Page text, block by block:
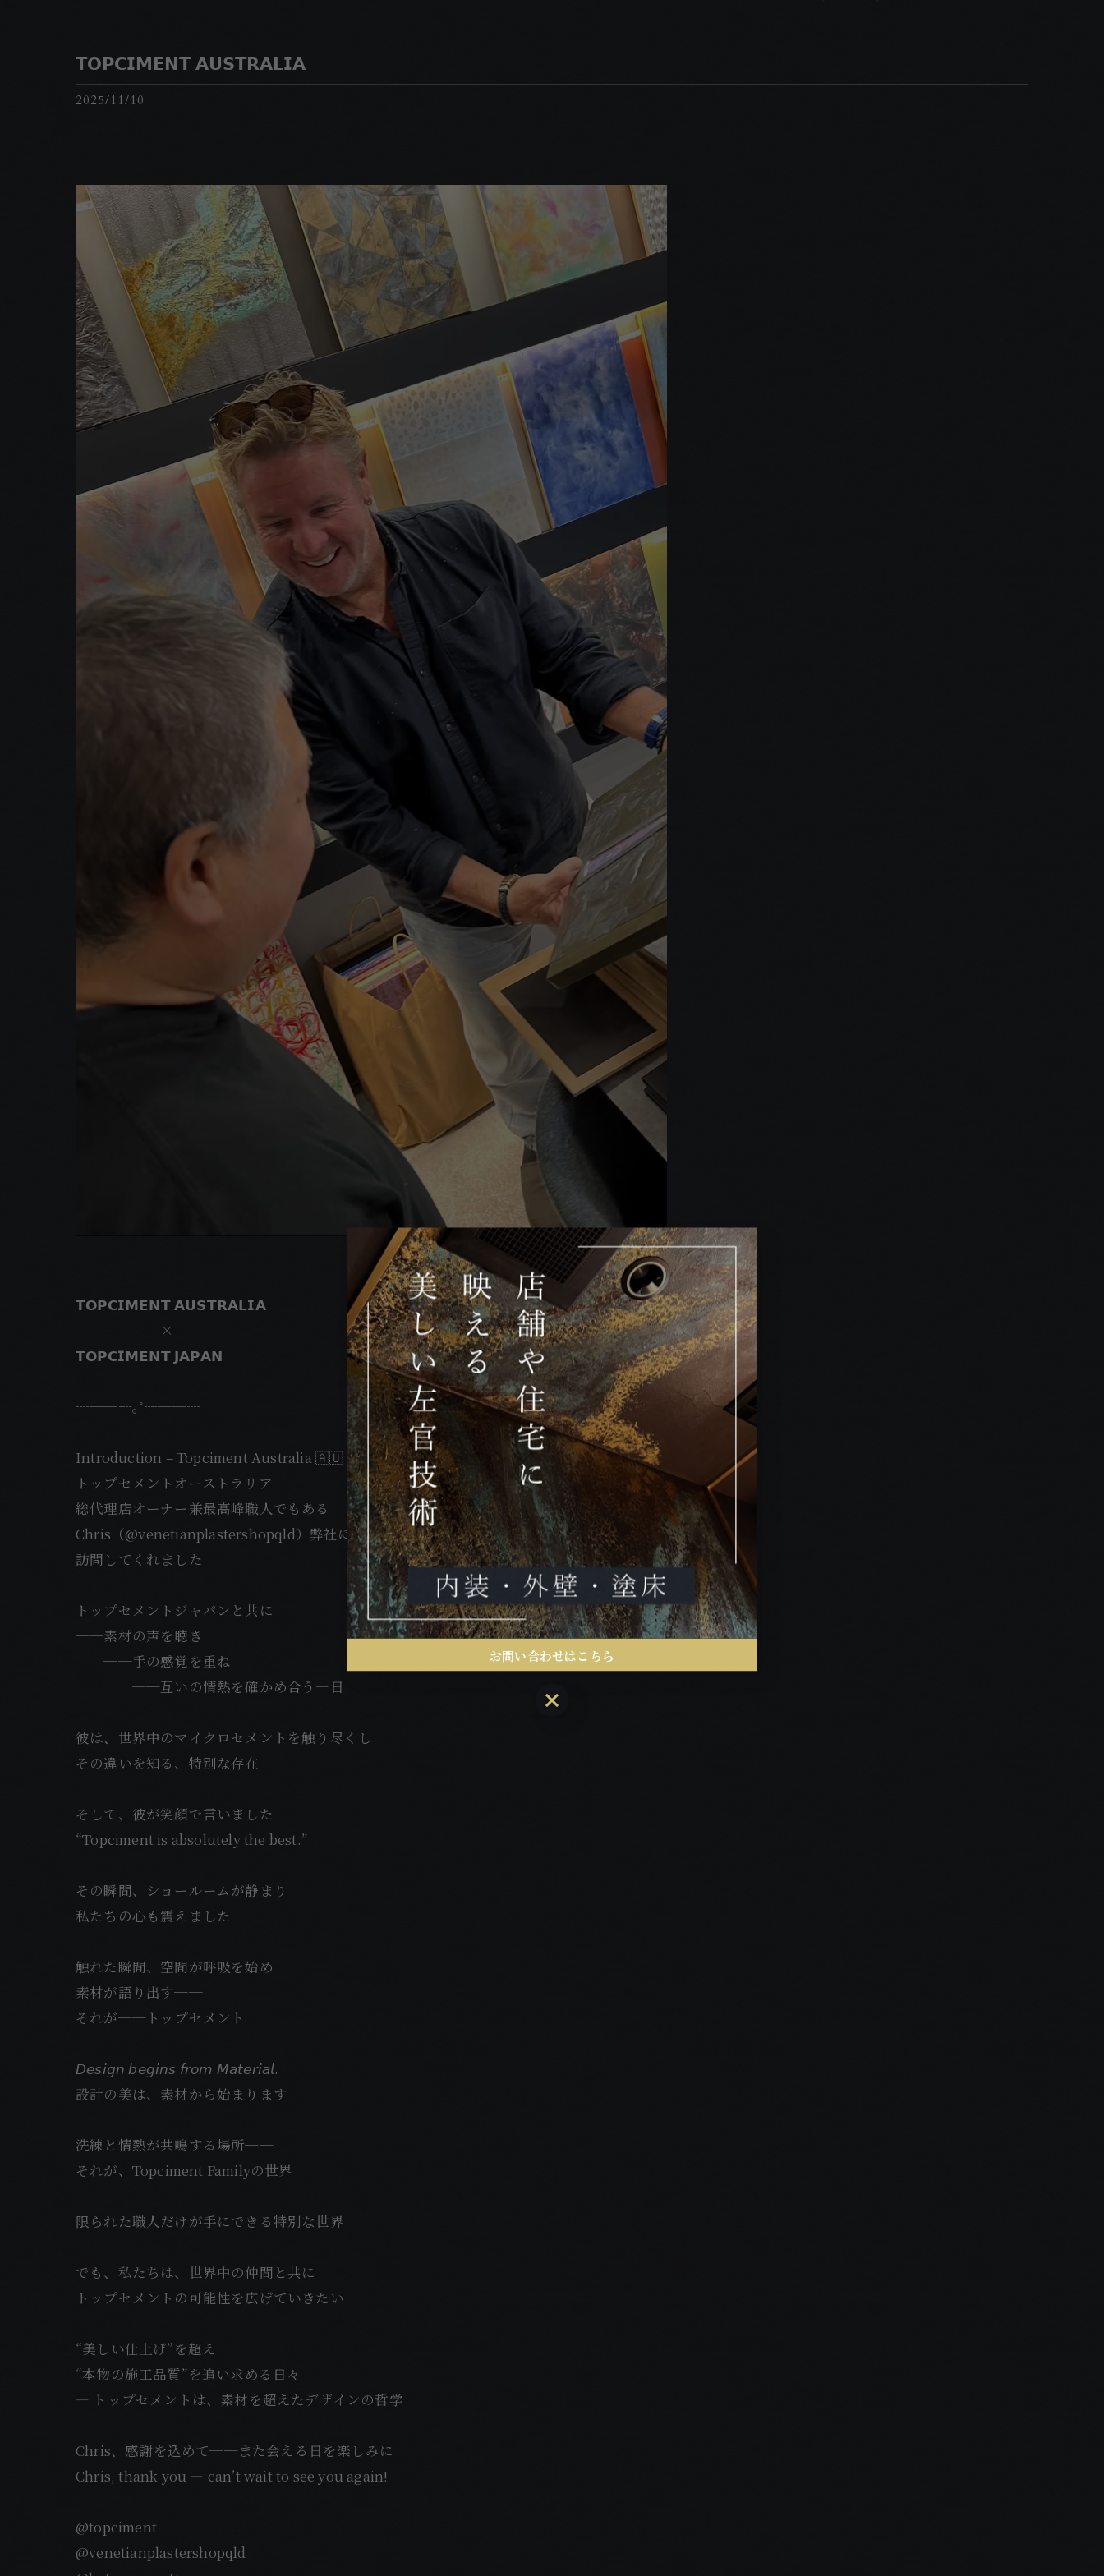
𝗧𝗢𝗣𝗖𝗜𝗠𝗘𝗡𝗧 𝗔𝗨𝗦𝗧𝗥𝗔𝗟𝗜𝗔
2025/11/10
𝗧𝗢𝗣𝗖𝗜𝗠𝗘𝗡𝗧 𝗔𝗨𝗦𝗧𝗥𝗔𝗟𝗜𝗔
×
𝗧𝗢𝗣𝗖𝗜𝗠𝗘𝗡𝗧 𝗝𝗔𝗣𝗔𝗡
┈──┈｡˚┈──┈
Introduction – Topciment Australia 🇦🇺
トップセメントオーストラリア
総代理店オーナー兼最高峰職人でもある
Chris（@venetianplastershopqld）弊社に
訪問してくれました
トップセメントジャパンと共に
──素材の声を聴き
──手の感覚を重ね
──互いの情熱を確かめ合う一日
彼は、世界中のマイクロセメントを触り尽くし
その違いを知る、特別な存在
そして、彼が笑顔で言いました
“Topciment is absolutely the best.”
その瞬間、ショールームが静まり
私たちの心も震えました
触れた瞬間、空間が呼吸を始め
素材が語り出す──
それが──トップセメント
𝘋𝘦𝘴𝘪𝘨𝘯 𝘣𝘦𝘨𝘪𝘯𝘴 𝘧𝘳𝘰𝘮 𝘔𝘢𝘵𝘦𝘳𝘪𝘢𝘭.
設計の美は、素材から始まります
洗練と情熱が共鳴する場所──
それが、Topciment Familyの世界
限られた職人だけが手にできる特別な世界
でも、私たちは、世界中の仲間と共に
トップセメントの可能性を広げていきたい
“美しい仕上げ”を超え
“本物の施工品質”を追い求める日々
— トップセメントは、素材を超えたデザインの哲学
Chris、感謝を込めて──また会える日を楽しみに
Chris, thank you — can’t wait to see you again!
@topciment
@venetianplastershopqld
お問い合わせはこちら
お問い合わせはこちら